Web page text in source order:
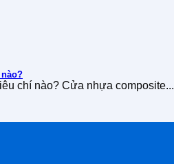
chí nào? Cửa nhựa composite...